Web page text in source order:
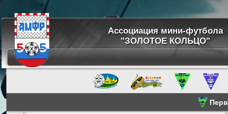
Ассоциация мини-футбола
"ЗОЛОТОЕ КОЛЬЦО"